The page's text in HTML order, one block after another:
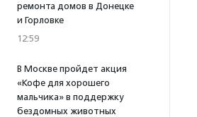
ремонта домов в Донецке
и Горловке
12:59
В Москве пройдет акция
«Кофе для хорошего
мальчика» в поддержку
бездомных животных